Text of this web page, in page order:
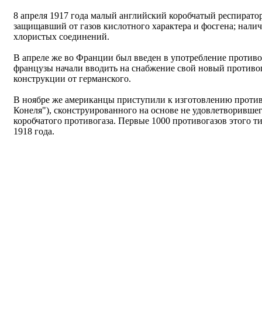
8 апреля 1917 года малый английский коробчатый
защищавший от газов кислотного характера и фосгена;
хлористых соединений.
В апреле же во Франции был введен в употребление
французы начали вводить на снабжение свой новый
конструкции от германского.
В ноябре же американцы приступили к изготовлению
Конеля"), сконструированного на основе не
коробчатого противогаза. Первые 1000 противогазов этого
1918 года.